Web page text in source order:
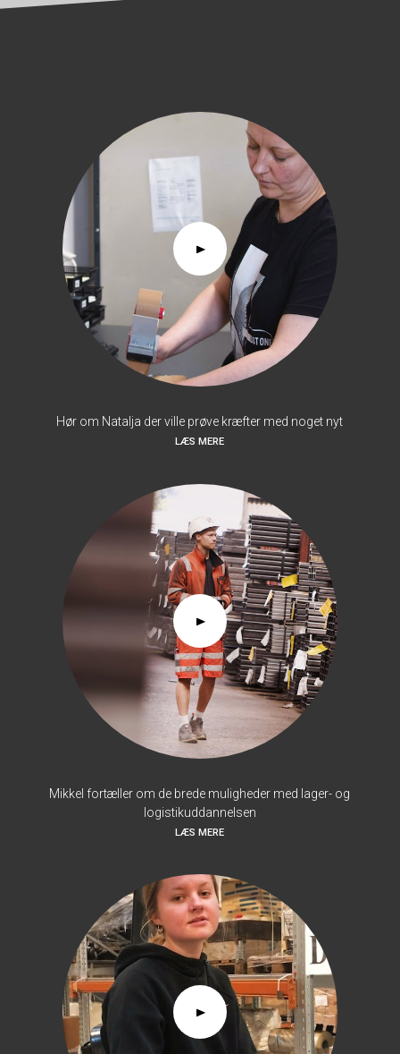
Hør om Natalja der ville prøve kræfter med noget nyt
LÆS MERE
Mikkel fortæller om de brede muligheder med lager- og
logistikuddannelsen
LÆS MERE